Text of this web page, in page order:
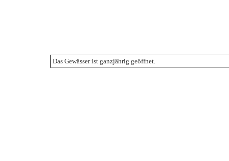
Das Gewässer ist ganzjährig geöffnet.